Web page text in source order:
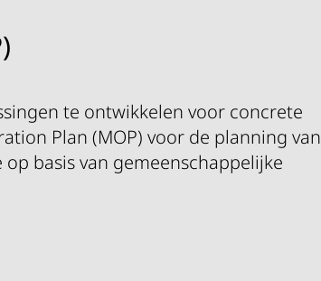
te ontwikkelen voor concrete
Plan (MOP) voor de planning van
basis van gemeenschappelijke